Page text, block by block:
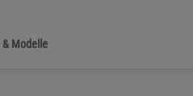
& Modelle